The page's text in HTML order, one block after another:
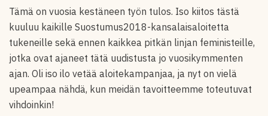
Tämä on vuosia kestäneen työn tulos. Iso kiitos tästä
kuuluu kaikille Suostumus2018-kansalaisaloitetta
tukeneille sekä ennen kaikkea pitkän linjan feministeille,
jotka ovat ajaneet tätä uudistusta jo vuosikymmenten
ajan. Oli iso ilo vetää aloitekampanjaa, ja nyt on vielä
upeampaa nähdä, kun meidän tavoitteemme toteutuvat
vihdoinkin!